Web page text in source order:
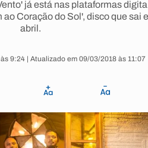
já está nas plataformas
Coração do Sol', disco que sai
abril.
9:24 | Atualizado em 09/03/2018 às 11:07